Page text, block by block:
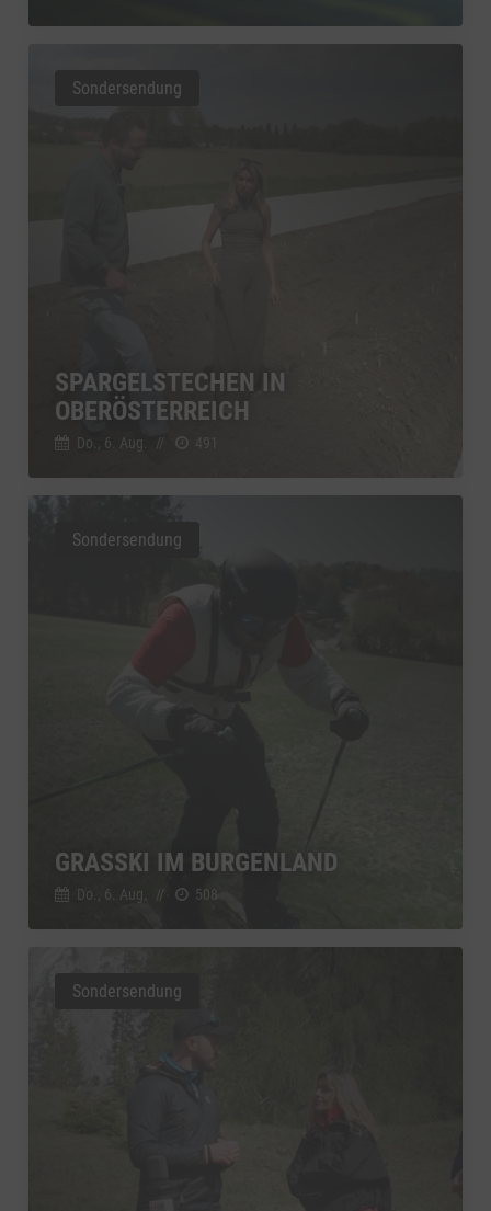
SPARGELSTECHEN IN
OBERÖSTERREICH
Do., 6. Aug. // 491
Sondersendung
GRASSKI IM BURGENLAND
Do., 6. Aug. // 508
Sondersendung
Sondersendung